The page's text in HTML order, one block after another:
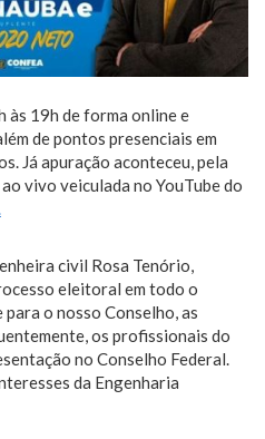
às 19h de forma online e
de pontos presenciais em
Já apuração aconteceu, pela
vivo veiculada no YouTube do
civil Rosa Tenório,
eleitoral em todo o
o nosso Conselho, as
os profissionais do
no Conselho Federal.
da Engenharia